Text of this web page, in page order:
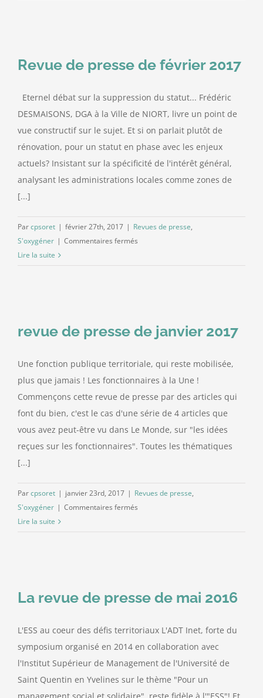
Revue de presse de février 2017
Eternel débat sur la suppression du statut... Frédéric
DESMAISONS, DGA à la Ville de NIORT, livre un point de
vue constructif sur le sujet. Et si on parlait plutôt de
rénovation, pour un statut en phase avec les enjeux
actuels? Insistant sur la spécificité de l'intérêt général,
analysant les administrations locales comme zones de
[...]
Parcpsoret | février 27th, 2017 | Revues de presse,
S'oxygéner | Commentaires fermés
2017
Lire la suite
revue de presse de janvier 2017
Une fonction publique territoriale, qui reste mobilisée,
plus que jamais ! Les fonctionnaires à la Une !
Commençons cette revue de presse par des articles qui
font du bien, c'est le cas d'une série de 4 articles que
vous avez peut-être vu dans Le Monde, sur "les idées
reçues sur les fonctionnaires". Toutes les thématiques
[...]
Parcpsoret | janvier 23rd, 2017 | Revues de presse,
S'oxygéner | Commentaires fermés
Lire la suite
La revue de presse de mai 2016
L'ESS au coeur des défis territoriaux L'ADT Inet, forte du
symposium organisé en 2014 en collaboration avec
l'Institut Supérieur de Management de l'Université de
Saint Quentin en Yvelines sur le thème "Pour un